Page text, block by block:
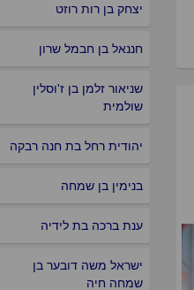
יצחק בן רות רוזט
חננאל בן חבמל שרון
שניאור זלמן בן ז'וסלין
שולמית
יהודית רחל בת חנה רבקה
בנימין בן שמחה
ענת ברכה בת לידיה
ישראל משה דובער בן
שמחה חיה